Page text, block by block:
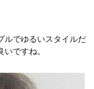
ルでゆるいスタイルだ
ですね。